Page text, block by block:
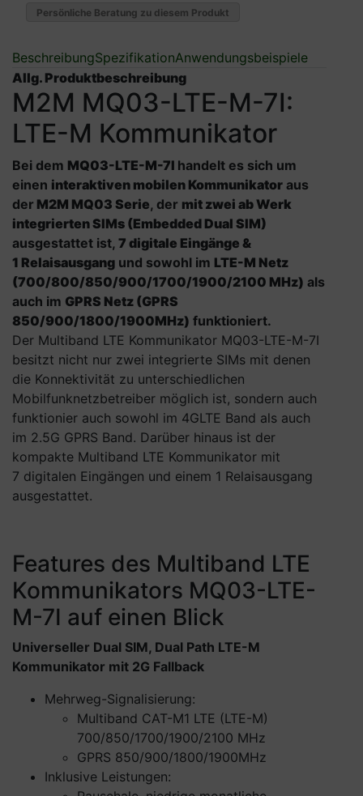
Persönliche Beratung zu diesem Produkt
BeschreibungSpezifikationAnwendungsbeispiele
Allg. Produktbeschreibung
M2M MQ03-LTE-M-7I:
LTE-M Kommunikator
Bei dem MQ03-LTE-M-7I handelt es sich um
einen interaktiven mobilen Kommunikator aus
der M2M MQ03 Serie, der mit zwei ab Werk
integrierten SIMs (Embedded Dual SIM)
ausgestattet ist, 7 digitale Eingänge &
1 Relaisausgang und sowohl im LTE-M Netz
(700/800/850/900/1700/1900/2100 MHz) als
auch im GPRS Netz (GPRS
850/900/1800/1900MHz) funktioniert.
Der Multiband LTE Kommunikator MQ03-LTE-M-7I
besitzt nicht nur zwei integrierte SIMs mit denen
die Konnektivität zu unterschiedlichen
Mobilfunknetzbetreiber möglich ist, sondern auch
funktionier auch sowohl im 4GLTE Band als auch
im 2.5G GPRS Band. Darüber hinaus ist der
kompakte Multiband LTE Kommunikator mit
7 digitalen Eingängen und einem 1 Relaisausgang
ausgestattet.
Features des Multiband LTE
Kommunikators MQ03-LTE-
M-7I auf einen Blick
Universeller Dual SIM, Dual Path LTE-M
Kommunikator mit 2G Fallback
Mehrweg-Signalisierung:
Multiband CAT-M1 LTE (LTE-M)
700/850/1700/1900/2100 MHz
GPRS 850/900/1800/1900MHz
Inklusive Leistungen: